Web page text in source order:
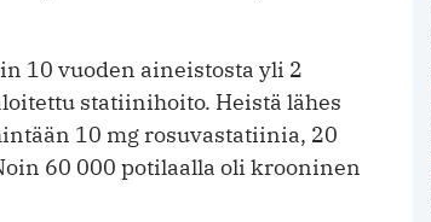
10 vuoden aineistosta yli 2
statiinihoito. Heistä lähes
10 mg rosuvastatiinia, 20
60 000 potilaalla oli krooninen